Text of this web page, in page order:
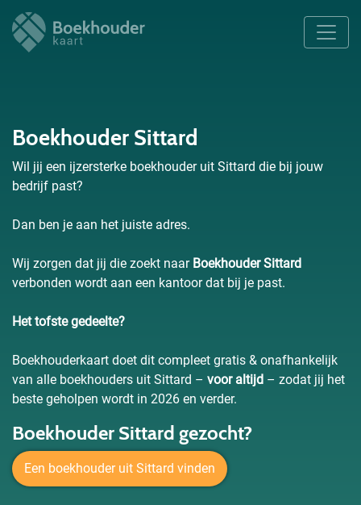
Boekhouder Sittard
Wil jij een ijzersterke boekhouder uit Sittard die bij jouw
bedrijf past?
Dan ben je aan het juiste adres.
Wij zorgen dat jij die zoekt naar Boekhouder Sittard
verbonden wordt aan een kantoor dat bij je past.
Het tofste gedeelte?
Boekhouderkaart doet dit compleet gratis & onafhankelijk
van alle boekhouders uit Sittard – voor altijd – zodat jij het
beste geholpen wordt in 2026 en verder.
Boekhouder Sittard gezocht?
Een boekhouder uit Sittard vinden